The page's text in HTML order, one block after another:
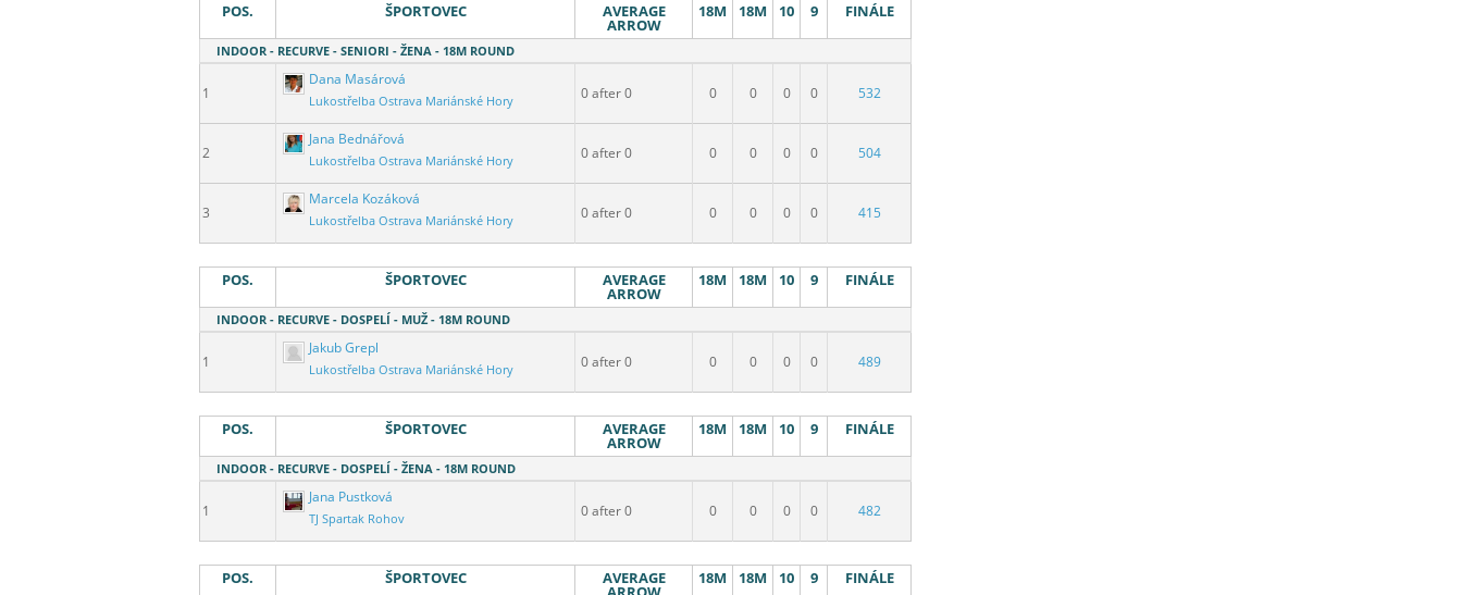
POS. ŠPORTOVEC AVERAGE
ARROW
18M 18M 10 9 FINÁLE
INDOOR - RECURVE - SENIORI - ŽENA - 18M ROUND
1
Dana Masárová
Lukostřelba Ostrava Mariánské Hory 0 after 0 0 0 0 0 532
2
Jana Bednářová
Lukostřelba Ostrava Mariánské Hory 0 after 0 0 0 0 0 504
3
Marcela Kozáková
Lukostřelba Ostrava Mariánské Hory 0 after 0 0 0 0 0 415
POS. ŠPORTOVEC AVERAGE
ARROW
18M 18M 10 9 FINÁLE
INDOOR - RECURVE - DOSPELÍ - MUŽ - 18M ROUND
1
Jakub Grepl
Lukostřelba Ostrava Mariánské Hory 0 after 0 0 0 0 0 489
POS. ŠPORTOVEC AVERAGE
ARROW
18M 18M 10 9 FINÁLE
INDOOR - RECURVE - DOSPELÍ - ŽENA - 18M ROUND
1
Jana Pustková
TJ Spartak Rohov 0 after 0 0 0 0 0 482
POS. ŠPORTOVEC AVERAGE 18M 18M 10 9 FINÁLE